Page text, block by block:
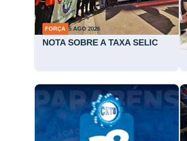
FORÇA 5 AGO 2026
NOTA SOBRE A TAXA SELIC